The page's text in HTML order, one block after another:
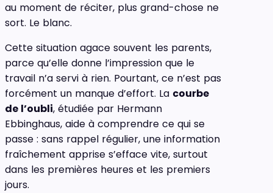
au moment de réciter, plus grand-chose ne
sort. Le blanc.
Cette situation agace souvent les parents,
parce qu’elle donne l’impression que le
travail n’a servi à rien. Pourtant, ce n’est pas
forcément un manque d’effort. La courbe
de l’oubli, étudiée par Hermann
Ebbinghaus, aide à comprendre ce qui se
passe : sans rappel régulier, une information
fraîchement apprise s’efface vite, surtout
dans les premières heures et les premiers
jours.